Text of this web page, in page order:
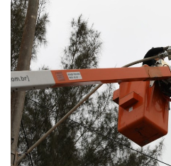
Desenvolvido
por
Hesea
Tecnologia
Sistemas